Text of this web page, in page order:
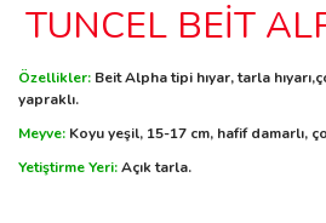
TUNCEL BEİT
Özellikler: Beit Alpha tipi hıyar, tarla
yapraklı.
Meyve: Koyu yeşil, 15-17 cm, hafif damarlı,
Yetiştirme Yeri:Açık tarla.